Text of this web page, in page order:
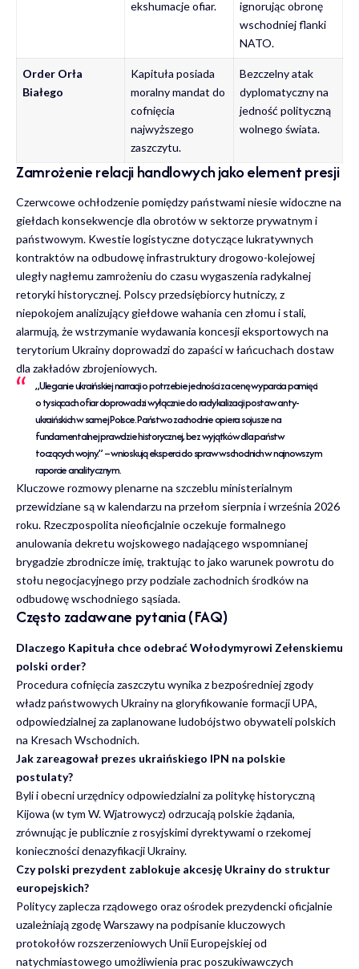
ekshumacje ofiar.
ignorując obronę
wschodniej flanki
NATO.
Order Orła
Białego
Kapituła posiada
moralny mandat do
cofnięcia
najwyższego
zaszczytu.
Bezczelny atak
dyplomatyczny na
jedność polityczną
wolnego świata.
Zamrożenie relacji handlowych jako element presji
Czerwcowe ochłodzenie pomiędzy państwami niesie widoczne na
giełdach konsekwencje dla obrotów w sektorze prywatnym i
państwowym. Kwestie logistyczne dotyczące lukratywnych
kontraktów na odbudowę infrastruktury drogowo-kolejowej
uległy nagłemu zamrożeniu do czasu wygaszenia radykalnej
retoryki historycznej. Polscy przedsiębiorcy hutniczy, z
niepokojem analizujący giełdowewahania cen złomu i stali,
alarmują, że wstrzymanie wydawania koncesji eksportowych na
terytorium Ukrainy doprowadzi do zapaści w łańcuchach dostaw
dla zakładów zbrojeniowych.
„Uleganie ukraińskiej narracji o potrzebie jedności za cenę wyparcia pamięci
o tysiącach ofiar doprowadzi wyłącznie do radykalizacji postaw anty-
ukraińskich w samej Polsce. Państwo zachodnie opiera sojusze na
fundamentalnej prawdzie historycznej, bez wyjątków dla państw
toczących wojny.” – wnioskują eksperci do spraw wschodnich w najnowszym
raporcie analitycznym.
Kluczowe rozmowy plenarne na szczeblu ministerialnym
przewidziane są w kalendarzu na przełom sierpnia i września 2026
roku. Rzeczpospolita nieoficjalnie oczekuje formalnego
anulowania dekretu wojskowego nadającego wspomnianej
brygadzie zbrodnicze imię, traktując to jako warunek powrotu do
stołu negocjacyjnego przy podziale zachodnich środków na
odbudowę wschodniego sąsiada.
Często zadawane pytania (FAQ)
Dlaczego Kapituła chce odebrać Wołodymyrowi Zełenskiemu
polski order?
Procedura cofnięcia zaszczytu wynika z bezpośredniej zgody
władz państwowych Ukrainy na gloryfikowanie formacji UPA,
odpowiedzialnej za zaplanowane ludobójstwo obywateli polskich
na Kresach Wschodnich.
Jak zareagował prezes ukraińskiego IPN na polskie
postulaty?
Byli i obecni urzędnicy odpowiedzialni za politykę historyczną
Kijowa (w tym W. Wjatrowycz) odrzucają polskie żądania,
zrównując je publicznie z rosyjskimi dyrektywami o rzekomej
konieczności denazyfikacji Ukrainy.
Czy polski prezydent zablokuje akcesję Ukrainy do struktur
europejskich?
Politycy zaplecza rządowego oraz ośrodek prezydencki oficjalnie
uzależniają zgodę Warszawy na podpisanie kluczowych
protokołów rozszerzeniowych Unii Europejskiej od
natychmiastowego umożliwienia prac poszukiwawczych